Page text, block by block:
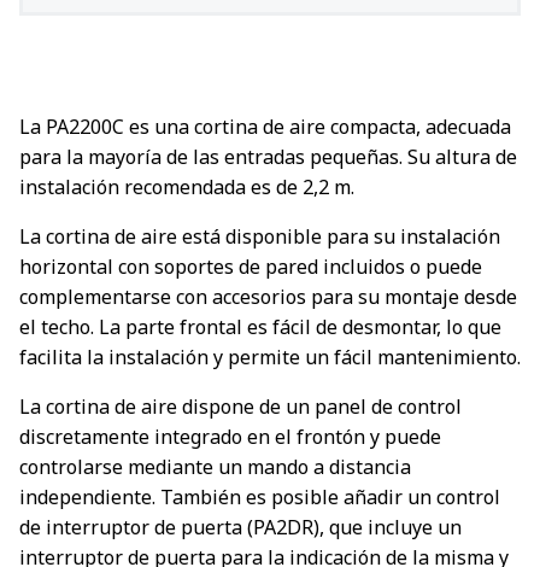
La PA2200C es una cortina de aire compacta, adecuada
para la mayoría de las entradas pequeñas. Su altura de
instalación recomendada es de 2,2 m.
La cortina de aire está disponible para su instalación
horizontal con soportes de pared incluidos o puede
complementarse con accesorios para su montaje desde
el techo. La parte frontal es fácil de desmontar, lo que
facilita la instalación y permite un fácil mantenimiento.
La cortina de aire dispone de un panel de control
discretamente integrado en el frontón y puede
controlarse mediante un mando a distancia
independiente. También es posible añadir un control
de interruptor de puerta (PA2DR), que incluye un
interruptor de puerta para la indicación de la misma y